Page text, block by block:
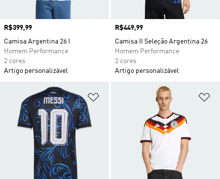
Preço
R$399,99
Camisa Argentina 26 I
Homem Performance
2 cores
Artigo personalizável
Preço
R$449,99
Camisa II Seleção Argentina 26
Homem Performance
2 cores
Artigo personalizável
Adicionar à Lista de Desejos